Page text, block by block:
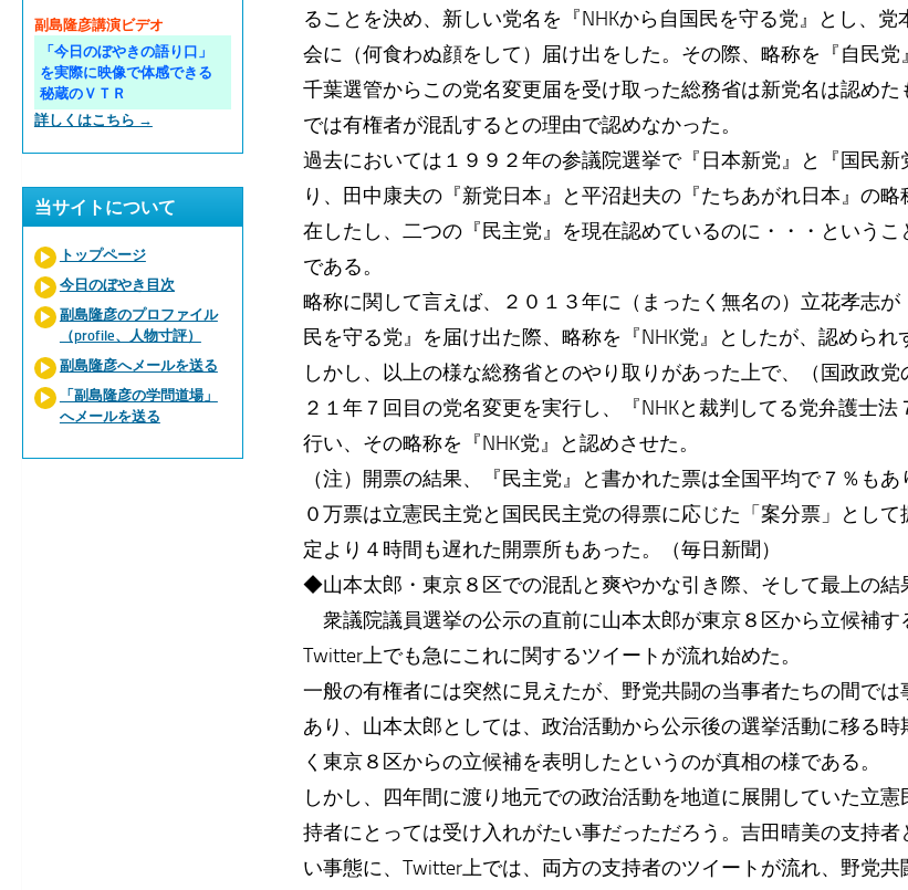
ることを決め、新しい党名を『NHKから自国民を守る党』とし、
会に（何食わぬ顔をして）届け出をした。その際、略称を『自民党
千葉選管からこの党名変更届を受け取った総務省は新党名は認めた
では有権者が混乱するとの理由で認めなかった。
過去においては１９９２年の参議院選挙で『日本新党』と『国民
り、田中康夫の『新党日本』と平沼赳夫の『たちあがれ日本』の
在したし、二つの『民主党』を現在認めているのに・・・という
である。
略称に関して言えば、２０１３年に（まったく無名の）立花孝志が
民を守る党』を届け出た際、略称を『NHK党』としたが、認められ
しかし、以上の様な総務省とのやり取りがあった上で、（国政政
２１年７回目の党名変更を実行し、『NHKと裁判してる党弁護士
行い、その略称を『NHK党』と認めさせた。
（注）開票の結果、『民主党』と書かれた票は全国平均で７％も
０万票は立憲民主党と国民民主党の得票に応じた「案分票」とし
定より４時間も遅れた開票所もあった。（毎日新聞）
◆山本太郎・東京８区での混乱と爽やかな引き際、そして最上の
衆議院議員選挙の公示の直前に山本太郎が東京８区から立候補す
Twitter上でも急にこれに関するツイートが流れ始めた。
一般の有権者には突然に見えたが、野党共闘の当事者たちの間で
あり、山本太郎としては、政治活動から公示後の選挙活動に移る
く東京８区からの立候補を表明したというのが真相の様である。
しかし、四年間に渡り地元での政治活動を地道に展開していた立
持者にとっては受け入れがたい事だっただろう。吉田晴美の支持
い事態に、Twitter上では、両方の支持者のツイートが流れ、野党
副島隆彦講演ビデオ
「今日のぼやきの語り口」
を実際に映像で体感できる
秘蔵のＶＴＲ
詳しくはこちら →
当サイトについて
トップページ
今日のぼやき目次
副島隆彦のプロファイル
（profile、人物寸評）
副島隆彦へメールを送る
「副島隆彦の学問道場」
へメールを送る